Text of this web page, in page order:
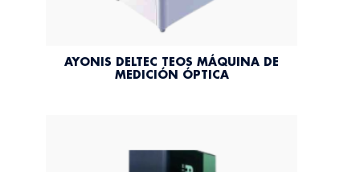
AYONIS DELTEC TEOS MÁQUINA DE
MEDICIÓN ÓPTICA